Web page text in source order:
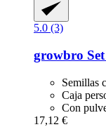
5.0 (3)
growbro
Semillas
Caja
Con
17,12 €